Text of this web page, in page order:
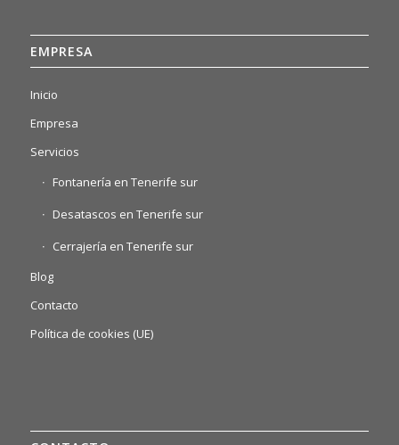
EMPRESA
Inicio
Empresa
Servicios
Fontanería en Tenerife sur
Desatascos en Tenerife sur
Cerrajería en Tenerife sur
Blog
Contacto
Política de cookies (UE)